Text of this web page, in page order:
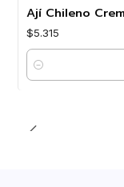
Ají Chileno
$5.315
Cantidad